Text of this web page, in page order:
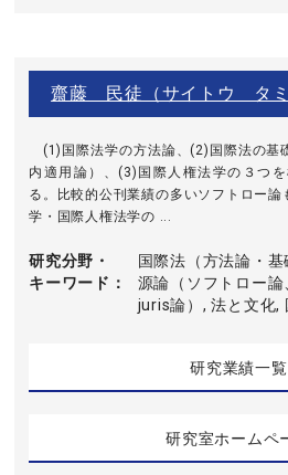
齋藤 民徒（サイトウ タミ
(1)国際法学の方法論、(2)国際法の基
内適用論）、(3)国際人権法学の３つ
る。比較的公刊業績の多いソフトロー
学・国際人権法学の ...
研究分野・
キーワード
国際法（方法論・
源論（ソフトロー
juris論）, 法と文化,
研究業績一覧
研究室ホームペ